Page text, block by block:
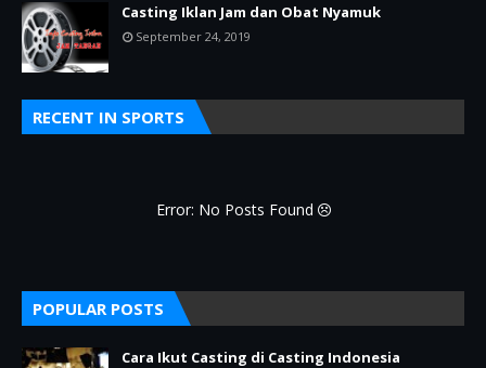
Casting Iklan Jam dan Obat Nyamuk
September 24, 2019
RECENT IN SPORTS
Error: No Posts Found
POPULAR POSTS
Cara Ikut Casting di Casting Indonesia